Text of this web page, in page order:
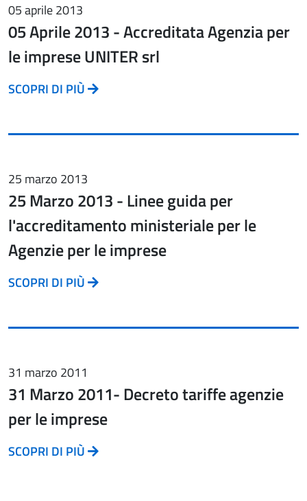
05 aprile 2013
05 Aprile 2013 - Accreditata Agenzia per
le imprese UNITER srl
SCOPRI DI PIÙ
25 marzo 2013
25 Marzo 2013 - Linee guida per
l'accreditamento ministeriale per le
Agenzie per le imprese
SCOPRI DI PIÙ
31 marzo 2011
31 Marzo 2011- Decreto tariffe agenzie
per le imprese
SCOPRI DI PIÙ